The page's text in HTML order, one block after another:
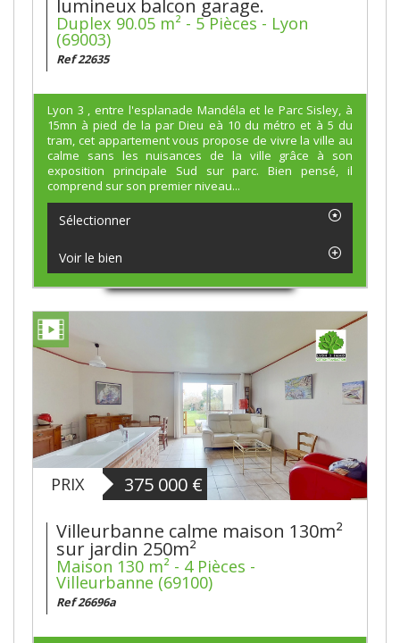
lumineux balcon garage.
Duplex 90.05 m² - 5 Pièces - Lyon
(69003)
Ref 22635
Lyon 3 , entre l'esplanade Mandéla et le Parc Sisley, à
15mn à pied de la par Dieu eà 10 du métro et à 5 du
tram, cet appartement vous propose de vivre la ville au
calme sans les nuisances de la ville grâce à son
exposition principale Sud sur parc. Bien pensé, il
comprend sur son premier niveau...
Sélectionner
Voir le bien
PRIX 375 000 €
Villeurbanne calme maison 130m²
sur jardin 250m²
Maison 130 m² - 4 Pièces -
Villeurbanne (69100)
Ref 26696a